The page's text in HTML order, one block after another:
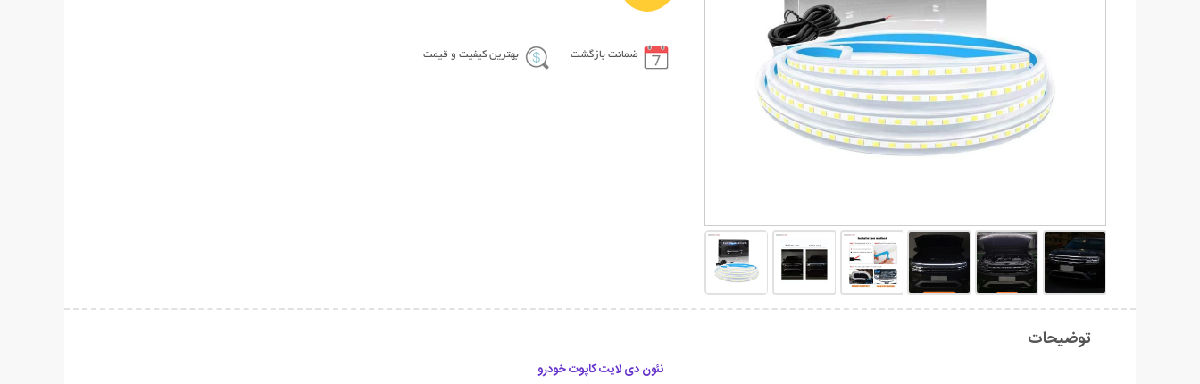
ضمانت بازگشت بهترین کیفیت و قیمت
توضیحات
نئون دی لایت کاپوت خودرو